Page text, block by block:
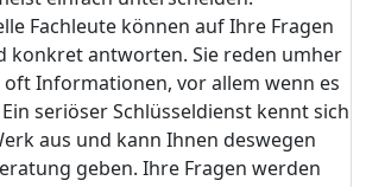
Fachleute können auf Ihre Fragen
konkret antworten. Sie reden umher
Informationen, vor allem wenn es
seriöser Schlüsseldienst kennt sich
aus und kann Ihnen deswegen
geben. Ihre Fragen werden